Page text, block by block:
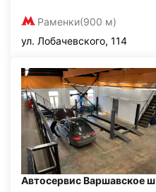
Раменки(900 м)
ул. Лобачевского, 114
Автосервис Варшавское ш